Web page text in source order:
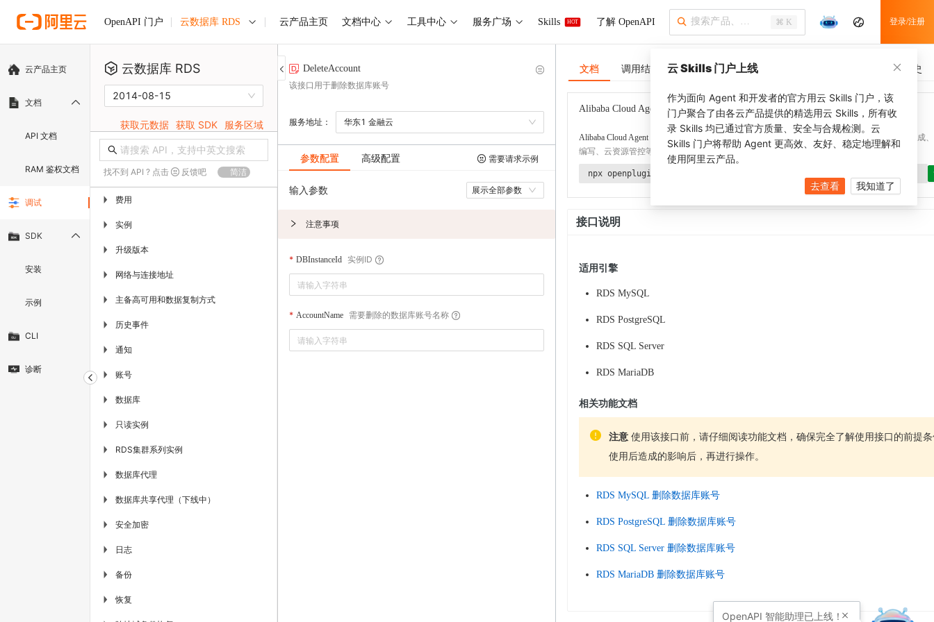
OpenAPI 门户 云数据库 RDS 云产品主页 文档中心 工具中心 服务广场 Skills HOT 了解 OpenAPI ⌘ K 登录/注册
云产品主页
文档
API 文档
RAM 鉴权文档
调试
SDK
安装
示例
CLI
诊断
云数据库 RDS
2014-08-15
获取元数据 获取 SDK 服务区域
找不到 API ? 点击 反馈吧 简洁
▶ 费用
▶ 实例
▶ 升级版本
▶ 网络与连接地址
▶ 主备高可用和数据复制方式
▶ 历史事件
▶ 通知
▶ 账号
▶ 数据库
▶ 只读实例
▶ RDS集群系列实例
▶ 数据库代理
▶ 数据库共享代理（下线中）
▶ 安全加密
▶ 日志
▶ 备份
▶ 恢复
DeleteAccount
该接口用于删除数据库账号
服务地址： 华东1 金融云
参数配置 高级配置 需要请求示例
输入参数 展示全部参数
注意事项
DBInstanceId 实例ID
AccountName 需要删除的数据库账号名称
文档 调用结果 SDK 示例 CLI 示例 调用历史
Alibaba Cloud Agent Toolkit 了解更多
Alibaba Cloud Agent Toolkit
提供 Agent 插件、技能、MCP 配置和验证工具，涵盖 SDK 代码生成、
编写、云资源管控等能力。通过 alibabacloud-agent-toolkit-install 技能可快速完成本地配置。
npx openplugin aliyun/alibabacloud-agent-toolkit
接口说明
适用引擎
RDS MySQL
RDS PostgreSQL
RDS SQL Server
RDS MariaDB
相关功能文档
注意 使用该接口前，请仔细阅读功能文档，确保完全了解使用接口的前提
使用后造成的影响后，再进行操作。
RDS MySQL 删除数据库账号
RDS PostgreSQL 删除数据库账号
RDS SQL Server 删除数据库账号
RDS MariaDB 删除数据库账号
云 Skills 门户上线
作为面向 Agent 和开发者的官方用云 Skills 门户，该
门户聚合了由各云产品提供的精选用云 Skills，所有收
录 Skills 均已通过官方质量、安全与合规检测。云
Skills 门户将帮助 Agent 更高效、友好、稳定地理解和
使用阿里云产品。
去查看 我知道了
OpenAPI 智能助理已上线！